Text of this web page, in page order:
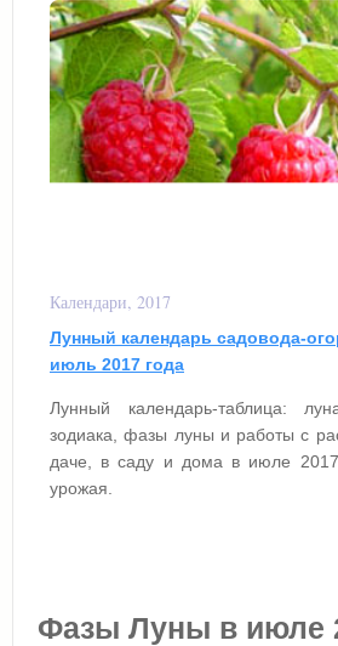
Календари, 2017
Лунный календарь садовода-
июль 2017 года
Лунный календарь-таблица:
зодиака, фазы луны и работы с
даче, в саду и дома в июле
урожая.
Фазы Луны в июле